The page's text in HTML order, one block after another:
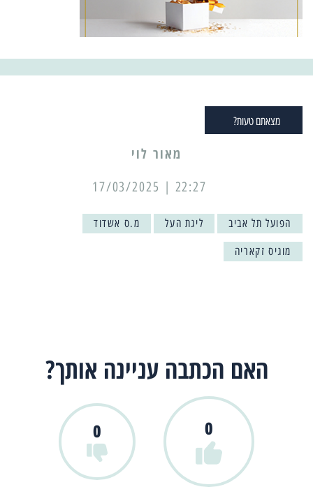
מצאתם טעות?
מאור לוי
22:27 | 17/03/2025
הפועל תל אביב ליגת העל מ.ס אשדוד
מוגיס זקאריה
האם הכתבה עניינה אותך?
0
0